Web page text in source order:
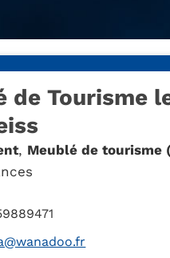
de Tourisme
, Meublé de tourisme